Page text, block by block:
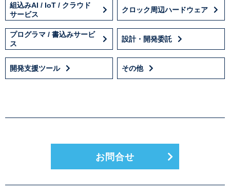
組込みAI / IoT / クラウド
サービス
クロック周辺ハードウェア
プログラマ / 書込みサービ
ス
設計・開発委託
開発支援ツール その他
お問合せ